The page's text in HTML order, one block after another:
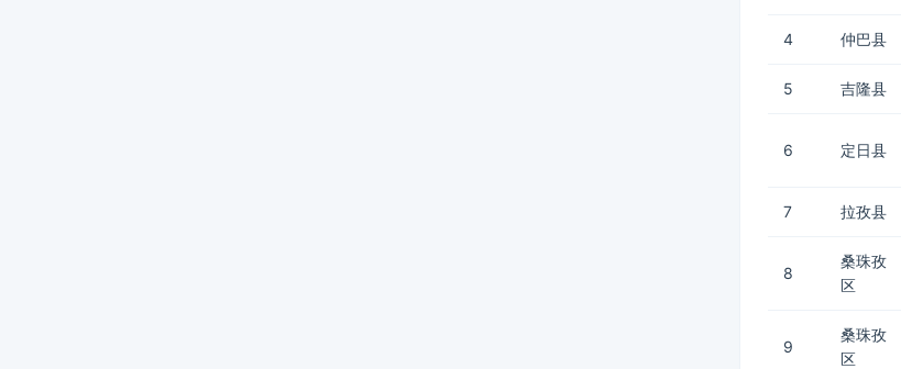
4 仲巴县
5 吉隆县
6 定日县
7 拉孜县
8
桑珠孜
区
9
桑珠孜
区